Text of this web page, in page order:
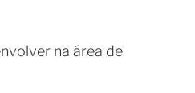
na área de